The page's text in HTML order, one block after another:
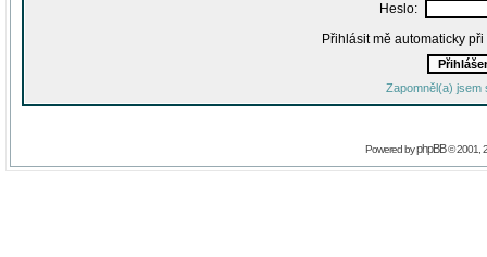
Heslo:
Přihlásit mě automaticky
Zapomněl(a) jsem
Powered byphpBB© 2001,